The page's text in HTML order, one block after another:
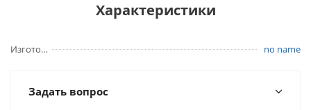
Характеристики
Изготовитель no name
Задать вопрос